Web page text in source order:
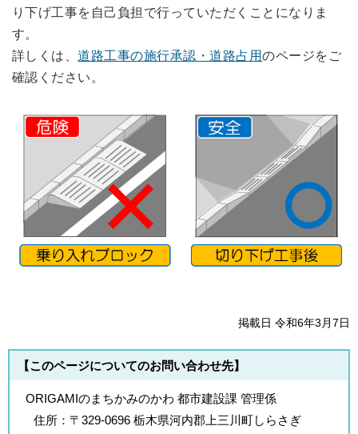
り下げ工事を自己負担で行っていただくことになりま
す。
詳しくは、道路工事の施行承認・道路占用のページをご
確認ください。
掲載日 令和6年3月7日
【このページについてのお問い合わせ先】
ORIGAMIのまちかみのかわ 都市建設課 管理係
住所： 〒329-0696 栃木県河内郡上三川町しらさぎ